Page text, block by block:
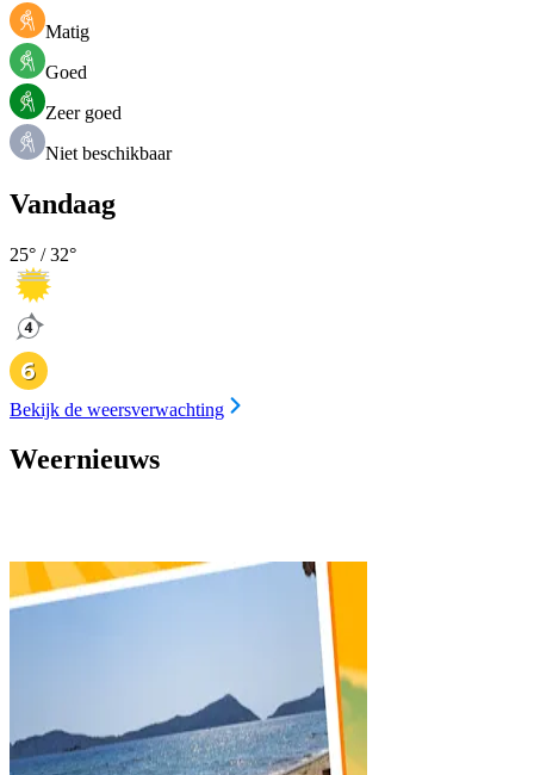
Matig
Goed
Zeer goed
Niet beschikbaar
Vandaag
25° /32°
Bekijk de weersverwachting
Weernieuws